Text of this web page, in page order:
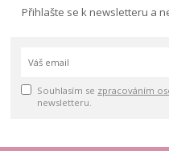
Přihlašte se k newsletteru a
Souhlasím se zpracováním
newsletteru.